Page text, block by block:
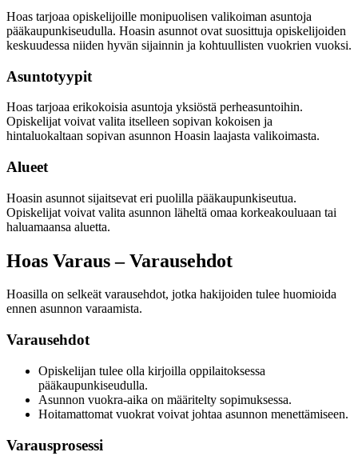
Hoas tarjoaa opiskelijoille monipuolisen valikoiman asuntoja
pääkaupunkiseudulla. Hoasin asunnot ovat suosittuja opiskelijoiden
keskuudessa niiden hyvän sijainnin ja kohtuullisten vuokrien vuoksi.
Asuntotyypit
Hoas tarjoaa erikokoisia asuntoja yksiöstä perheasuntoihin.
Opiskelijat voivat valita itselleen sopivan kokoisen ja
hintaluokaltaan sopivan asunnon Hoasin laajasta valikoimasta.
Alueet
Hoasin asunnot sijaitsevat eri puolilla pääkaupunkiseutua.
Opiskelijat voivat valita asunnon läheltä omaa korkeakouluaan tai
haluamaansa aluetta.
Hoas Varaus – Varausehdot
Hoasilla on selkeät varausehdot, jotka hakijoiden tulee huomioida
ennen asunnon varaamista.
Varausehdot
Opiskelijan tulee olla kirjoilla oppilaitoksessa
pääkaupunkiseudulla.
Asunnon vuokra-aika on määritelty sopimuksessa.
Hoitamattomat vuokrat voivat johtaa asunnon menettämiseen.
Varausprosessi